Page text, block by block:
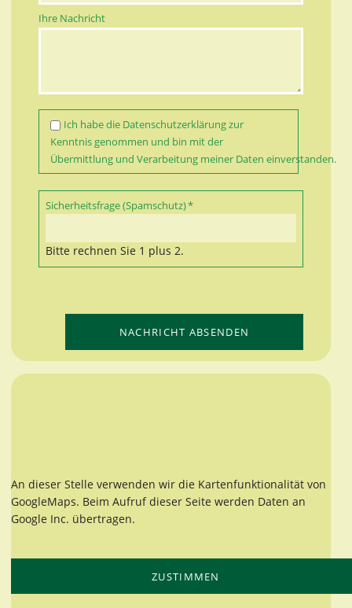
Ihre Nachricht
Ich habe die Datenschutzerklärungzur
Kenntnis genommen und bin mit der
Übermittlung und Verarbeitung meiner Daten einverstanden.
Pflichtfeld
Sicherheitsfrage (Spamschutz)*
Bitte rechnen Sie 1 plus 2.
NACHRICHT ABSENDEN
An dieser Stelle verwenden wir die Kartenfunktionalität von
GoogleMaps. Beim Aufruf dieser Seite werden Daten an
Google Inc. übertragen.
ZUSTIMMEN